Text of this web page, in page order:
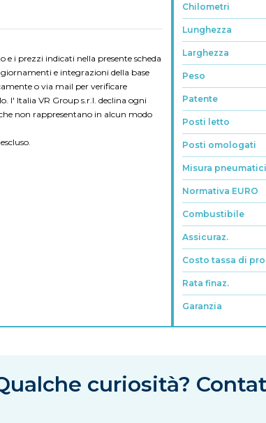
e i prezzi indicati nella presente scheda
e integrazioni della base
o via mail per verificare
I' Italia VR Group s.r.l. declina ogni
non rappresentano in alcun modo
Chilometri
Lunghezza
Larghezza
Peso
Patente
Posti letto
Posti omologati
Misura pneumatici
Normativa EURO
Combustibile
Assicuraz.
Costo tassa di
Rata finaz.
Garanzia
curiosità?